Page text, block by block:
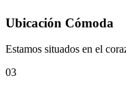
Ubicación Cómoda
Estamos situados en el
03